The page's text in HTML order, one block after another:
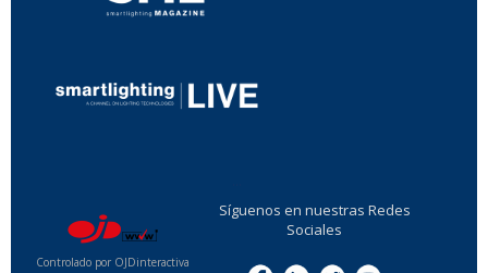
Controlado por OJDinteractiva
Síguenos en nuestras Redes
Sociales